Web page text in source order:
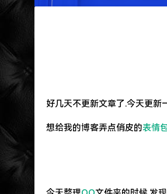
好几天不更新文章了.今天更新
想给我的博客弄点俏皮的表情